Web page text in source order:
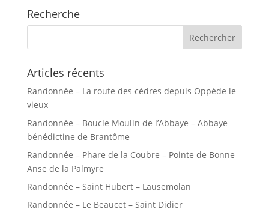
Recherche
Articles récents
Randonnée – La route des cèdres depuis Oppède le
vieux
Randonnée – Boucle Moulin de l’Abbaye – Abbaye
bénédictine de Brantôme
Randonnée – Phare de la Coubre – Pointe de Bonne
Anse de la Palmyre
Randonnée – Saint Hubert – Lausemolan
Randonnée – Le Beaucet – Saint Didier